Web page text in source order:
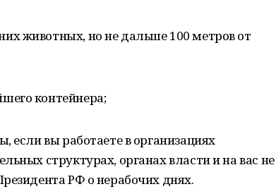
животных, но не дальше 100 метров от
контейнера;
если вы работаете в организациях
структурах, органах власти и на вас не
РФ о нерабочих днях.